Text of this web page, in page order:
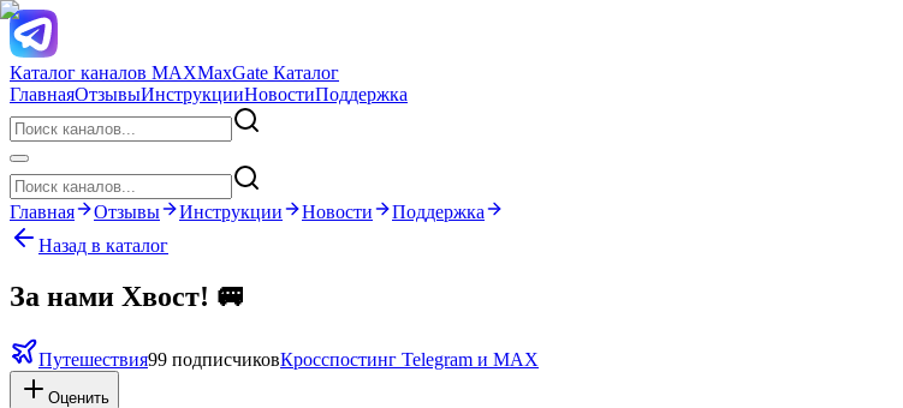
Каталог каналов MAXMaxGate Каталог
ГлавнаяОтзывыИнструкцииНовостиПоддержка
Главная Отзывы Инструкции Новости
Поддержка
Назад в каталог
За нами Хвост! 🚐
Путешествия99 подписчиковКросспостинг Telegram и MAX
Оценить